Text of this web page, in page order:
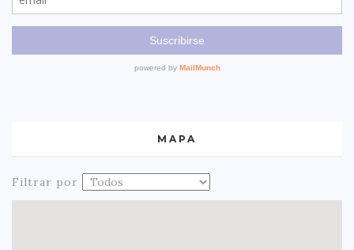
MAPA
Filtrar por